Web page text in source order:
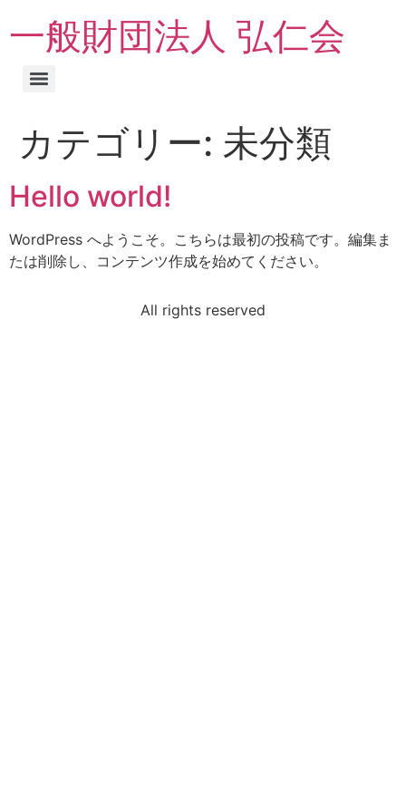
一般財団法人 弘仁会
カテゴリー: 未分類
Hello world!
WordPress へようこそ。こちらは最初の投稿です。編集ま
たは削除し、コンテンツ作成を始めてください。
All rights reserved